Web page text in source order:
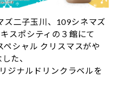
二子玉川、109シネマズ
スポシティの３館にて
ペシャル クリスマスがや
た、
ジナルドリンクラベルを